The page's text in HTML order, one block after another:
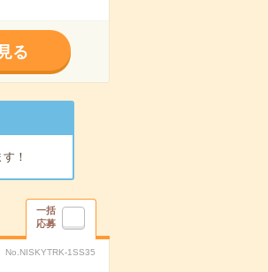
る
！
一括
応募
No.NISKYTRK-1SS35